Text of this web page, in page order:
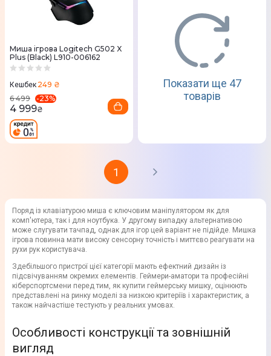
Миша ігрова Logitech G502 X
Plus (Black) L910-006162
Кешбек 249 ₴
6 499
-23%
4 999₴
Показати ще 47
товарів
1
Поряд із клавіатурою миша є ключовим маніпулятором як для
комп'ютера, так і для ноутбука. У другому випадку альтернативою
може слугувати тачпад, однак для ігор цей варіант не підійде. Мишка
ігрова повинна мати високу сенсорну точність і миттєво реагувати на
рухи рук користувача.
Здебільшого пристрої цієї категорії мають ефектний дизайн із
підсвічуванням окремих елементів. Геймери-аматори та професійні
кіберспортсмени перед тим, як купити геймерську мишку, оцінюють
представлені на ринку моделі за низкою критеріїв і характеристик, а
також найчастіше тестують у реальних умовах.
Особливості конструкції та зовнішній
вигляд